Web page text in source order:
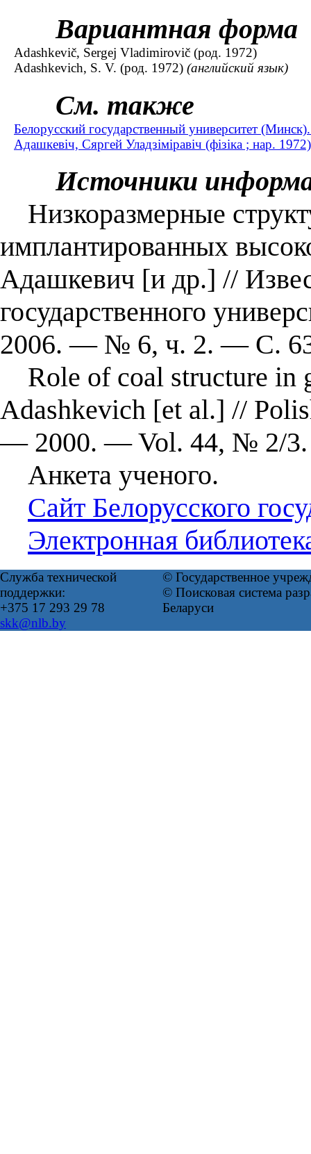
Вариантная форма
Adashkevič, Sergej Vladimirovič (род. 1972)
Adashkevich, S. V. (род. 1972) (английский язык)
См. также
Белорусский государственный университет
Адашкевіч, Сяргей Уладзіміравіч (фізіка ; нар. 1972)
Источники
Низкоразмерные
имплантированных
Адашкевич [и др.] //
государственного
2006. — № 6, ч. 2. — С.
Role of coal structure in
Adashkevich [et al.] //
— 2000. — Vol. 44, № 2/
Анкета ученого.
Сайт Белорусского
Электронная
Служба технической
поддержки:
+375 17 293 29 78
skk@nlb.by
© Государственное
© Поисковая система
Беларуси